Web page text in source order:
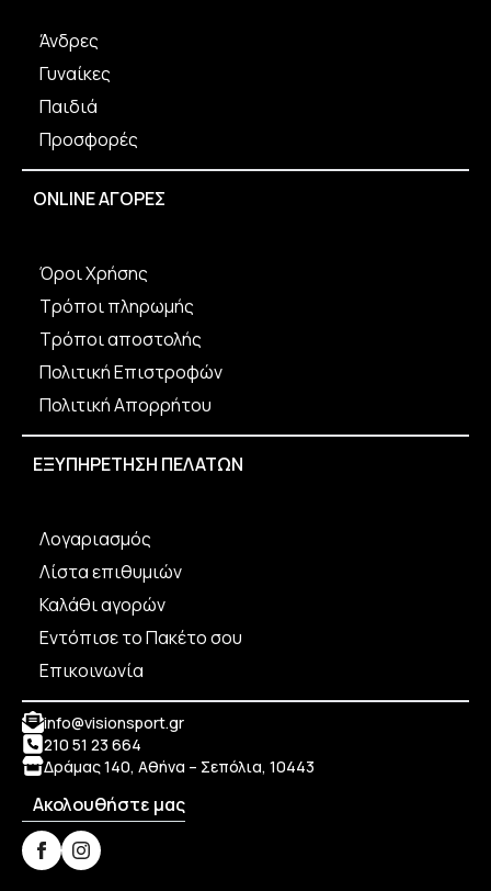
του
προϊόντος
Άνδρες
Γυναίκες
Παιδιά
Προσφορές
ONLINE ΑΓΟΡΕΣ
Όροι Χρήσης
Τρόποι πληρωμής
Τρόποι αποστολής
Πολιτική Επιστροφών
Πολιτική Απορρήτου
ΕΞΥΠΗΡΕΤΗΣΗ ΠΕΛΑΤΩΝ
Λογαριασμός
Λίστα επιθυμιών
Καλάθι αγορών
Εντόπισε το Πακέτο σου
Επικοινωνία
info@visionsport.gr
210 51 23 664
Δράμας 140, Αθήνα – Σεπόλια, 10443
Ακολουθήστε μας